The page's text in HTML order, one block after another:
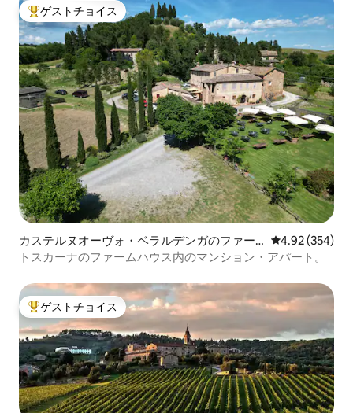
大好評のゲストチョイスです。
ゲストチョイス
カステルヌオーヴォ・ベラルデンガのファー
ムステイ
レビュー354
4.92 (354)
トスカーナのファームハウス内のマンション・アパート。
大好評のゲストチョイスです。
ゲストチョイス